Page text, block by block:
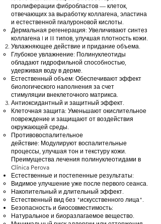
пролиферации фибробластов — клеток,
отвечающих за выработку коллагена, эластина
и естественной гиалуроновой кислоты.
Дермальная регенерация: Увеличивают синтез
коллагена I и III типов, улучшая плотность кожи.
Увлажняющее действие и придание объема.
Глубокое увлажнение: Полинуклеотиды
обладают гидрофильной способностью,
удерживая воду в дерме.
Естественный объем: Обеспечивают эффект
биологического наполнения за счет
стимуляции внеклеточного матрикса.
Антиоксидантный и защитный эффект.
Клеточная защита: Уменьшают окислительное
повреждение и защищают от воздействия
окружающей среды.
Противовоспалительное
действие: Модулируют воспалительные
процессы, улучшая тон и текстуру кожи.
Преимущества лечения полинуклеотидами в
Clínica Perova
Естественные и постепенные результаты:
Видимое улучшение уже после первого сеанса.
Накопительный и длительный эффект.
Естественный вид без "искусственного лица".
Безопасность и биосовместимость:
Натуральное и биоразлагаемое вещество.